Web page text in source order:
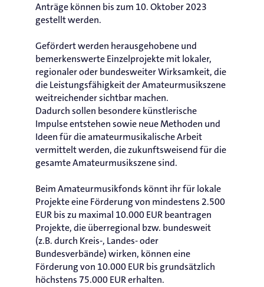
Anträge können bis zum 10. Oktober 2023
gestellt werden.
Gefördert werden herausgehobene und
bemerkenswerte Einzelprojekte mit lokaler,
regionaler oder bundesweiter Wirksamkeit, die
die Leistungsfähigkeit der Amateurmusikszene
weitreichender sichtbar machen.
Dadurch sollen besondere künstlerische
Impulse entstehen sowie neue Methoden und
Ideen für die amateurmusikalische Arbeit
vermittelt werden, die zukunftsweisend für die
gesamte Amateurmusikszene sind.
Beim Amateurmusikfonds könnt ihr für lokale
Projekte eine Förderung von mindestens 2.500
EUR bis zu maximal 10.000 EUR beantragen
Projekte, die überregional bzw. bundesweit
(z.B. durch Kreis-, Landes- oder
Bundesverbände) wirken, können eine
Förderung von 10.000 EUR bis grundsätzlich
höchstens 75.000 EUR erhalten.